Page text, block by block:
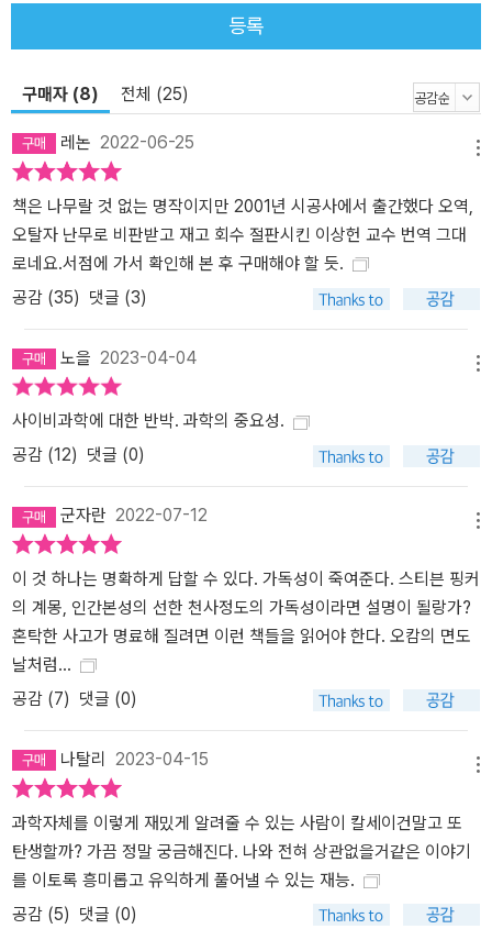
등록
구매자 (8) 전체 (25)
레논 2022-06-25
책은 나무랄 것 없는 명작이지만 2001년 시공사에서 출간했다 오역,
오탈자 난무로 비판받고 재고 회수 절판시킨 이상헌 교수 번역 그대
로네요.서점에 가서 확인해 본 후 구매해야 할 듯.
공감 (35) 댓글 (3)
노을 2023-04-04
사이비과학에 대한 반박. 과학의 중요성.
공감 (12) 댓글 (0)
군자란 2022-07-12
이 것 하나는 명확하게 답할 수 있다. 가독성이 죽여준다. 스티븐 핑커
의 계몽, 인간본성의 선한 천사정도의 가독성이라면 설명이 될랑가?
혼탁한 사고가 명료해 질려면 이런 책들을 읽어야 한다. 오캄의 면도
날처럼...
공감 (7) 댓글 (0)
나탈리 2023-04-15
과학자체를 이렇게 재밌게 알려줄 수 있는 사람이 칼세이건말고 또
탄생할까? 가끔 정말 궁금해진다. 나와 전혀 상관없을거같은 이야기
를 이토록 흥미롭고 유익하게 풀어낼 수 있는 재능.
공감 (5) 댓글 (0)